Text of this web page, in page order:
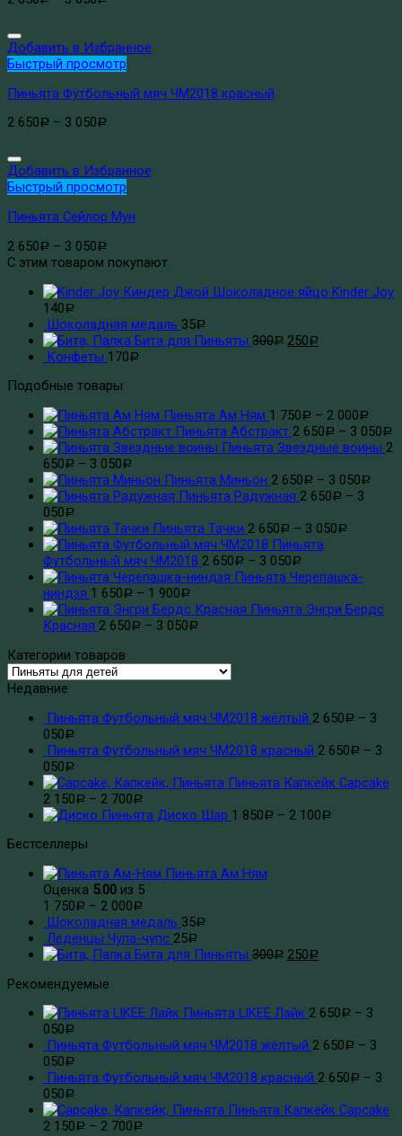
Добавить в Избранное
Быстрый просмотр
Пиньята Футбольный мяч ЧМ2018 красный
2 650 Р – 3 050 Р
Добавить в Избранное
Быстрый просмотр
Пиньята Сейлор Мун
2 650 Р – 3 050 Р
С этим товаром покупают
Шоколадное яйцо Kinder Joy
140 Р
Шоколадная медаль 35Р
Бита для Пиньяты 300Р 250 Р
Конфеты 170 Р
Подобные товары
Пиньята Ам Ням 1 750 Р – 2 000 Р
Пиньята Абстракт 2 650 Р – 3 050 Р
Пиньята Звездные воины 2
650 Р – 3 050 Р
Пиньята Миньон 2 650 Р – 3 050 Р
Пиньята Радужная 2 650 Р – 3
050 Р
Пиньята Тачки 2 650 Р – 3 050 Р
Пиньята
Футбольный мяч ЧМ2018 2 650 Р – 3 050 Р
Пиньята Черепашка-
ниндзя 1 650 Р – 1 900 Р
Пиньята Энгри Бердс
Красная 2 650 Р – 3 050 Р
Категории товаров
Недавние
Пиньята Футбольный мяч ЧМ2018 жёлтый 2 650 Р – 3
050 Р
Пиньята Футбольный мяч ЧМ2018 красный 2 650 Р – 3
050 Р
Пиньята Капкейк Capcake
2 150 Р – 2 700 Р
Пиньята Диско Шар 1 850 Р – 2 100 Р
Бестселлеры
Пиньята Ам Ням
Оценка 5.00 из 5
1 750 Р – 2 000 Р
Шоколадная медаль 35Р
Леденцы Чупа-чупс 25Р
Бита для Пиньяты 300Р 250 Р
Рекомендуемые
Пиньята LIKEE Лайк 2 650 Р – 3
050 Р
Пиньята Футбольный мяч ЧМ2018 жёлтый 2 650 Р – 3
050 Р
Пиньята Футбольный мяч ЧМ2018 красный 2 650 Р – 3
050 Р
Пиньята Капкейк Capcake
2 150 Р – 2 700 Р